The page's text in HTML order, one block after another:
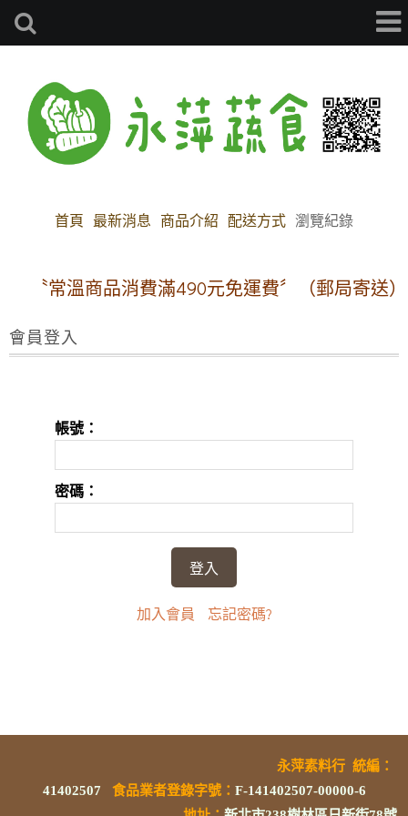
首頁 最新消息 商品介紹 配送方式 瀏覽紀錄
〝常溫商品消費滿490元免運費〞（郵局寄送）
會員登入
帳號：
密碼：
加入會員 忘記密碼?
永萍素料行 統編 ：
41402507
食品業者登錄字號： F-141402507-00000-6